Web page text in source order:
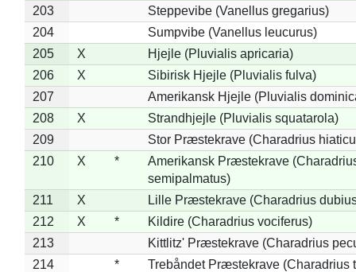
203
Steppevibe (Vanellus gregarius)
204
Sumpvibe (Vanellus leucurus)
205
X
Hjejle (Pluvialis apricaria)
206
X
Sibirisk Hjejle (Pluvialis fulva)
207
Amerikansk Hjejle (Pluvialis
208
X
Strandhjejle (Pluvialis squatarola)
209
Stor Præstekrave (Charadrius
210
X *
Amerikansk Præstekrave
semipalmatus)
211
X
Lille Præstekrave (Charadrius
212
X *
Kildire (Charadrius vociferus)
213
Kittlitz' Præstekrave (Charadrius
214
*
Trebåndet Præstekrave (Charadrius